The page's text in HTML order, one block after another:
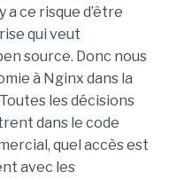
ce risque d’être
qui veut
source. Donc nous
à Nginx dans la
les décisions
dans le code
quel accès est
avec les